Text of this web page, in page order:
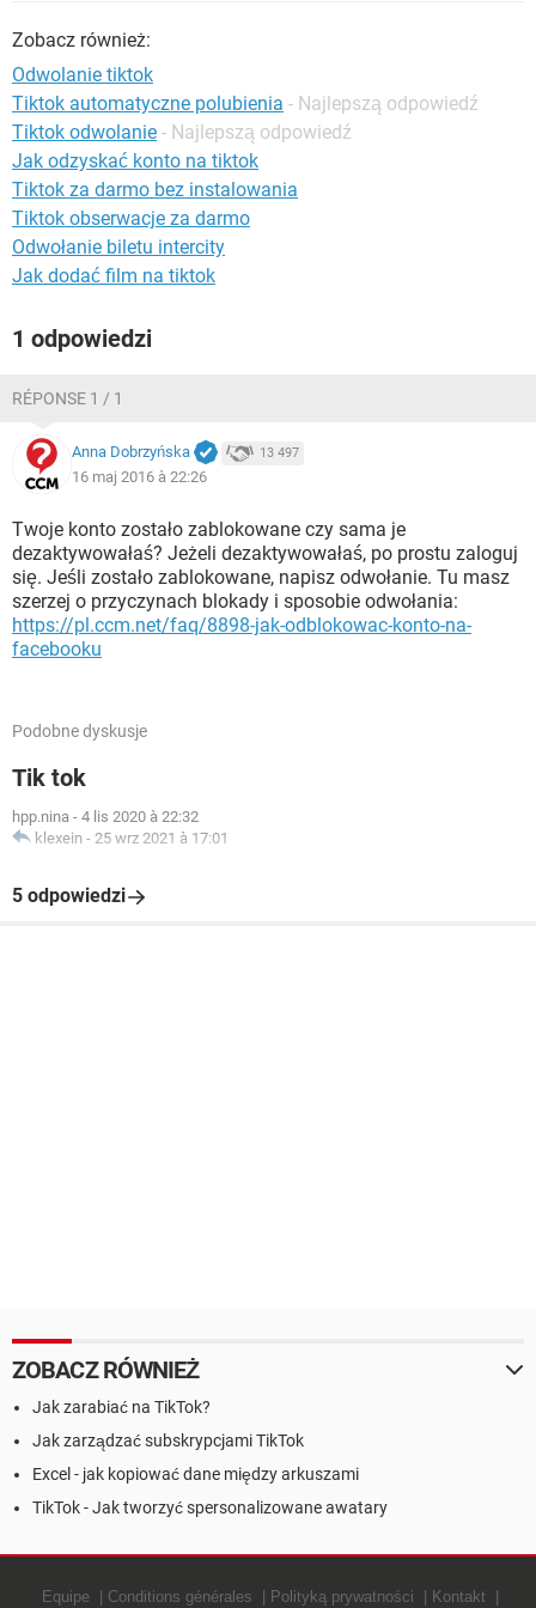
Zobacz również:
Odwolanie tiktok
Tiktok automatyczne polubienia - Najlepszą odpowiedź
Tiktok odwolanie - Najlepszą odpowiedź
Jak odzyskać konto na tiktok
Tiktok za darmo bez instalowania
Tiktok obserwacje za darmo
Odwołanie biletu intercity
Jak dodać film na tiktok
1 odpowiedzi
RÉPONSE 1 / 1
Anna Dobrzyńska 13 497
16 maj 2016 à 22:26
Twoje konto zostało zablokowane czy sama je
dezaktywowałaś? Jeżeli dezaktywowałaś, po prostu zaloguj
się. Jeśli zostało zablokowane, napisz odwołanie. Tu masz
szerzej o przyczynach blokady i sposobie odwołania:
https://pl.ccm.net/faq/8898-jak-odblokowac-konto-na-
facebooku
Podobne dyskusje
Tik tok
hpp.nina - 4 lis 2020 à 22:32
klexein - 25 wrz 2021 à 17:01
5 odpowiedzi
ZOBACZ RÓWNIEŻ
Jak zarabiać na TikTok?
Jak zarządzać subskrypcjami TikTok
Excel - jak kopiować dane między arkuszami
TikTok - Jak tworzyć spersonalizowane awatary
Equipe Conditions générales Polityką prywatności Kontakt